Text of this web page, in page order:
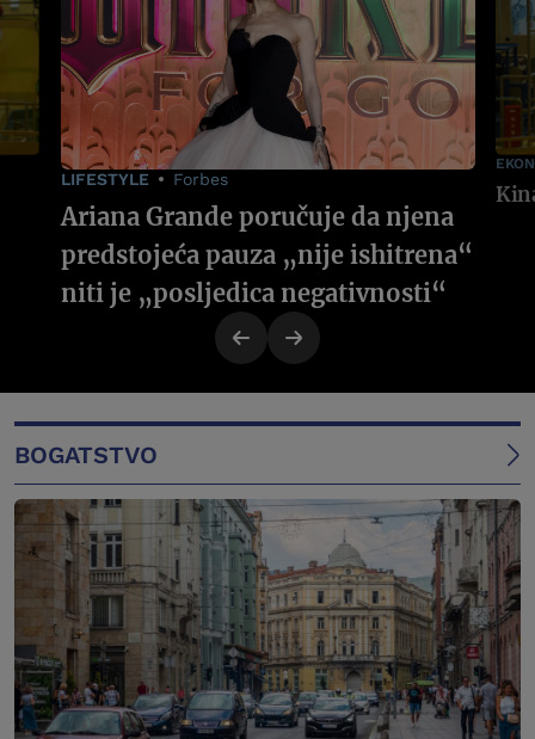
LIFESTYLE Forbes
Ariana Grande poručuje da njena
predstojeća pauza „nije ishitrena“
niti je „posljedica negativnosti“
BOGATSTVO